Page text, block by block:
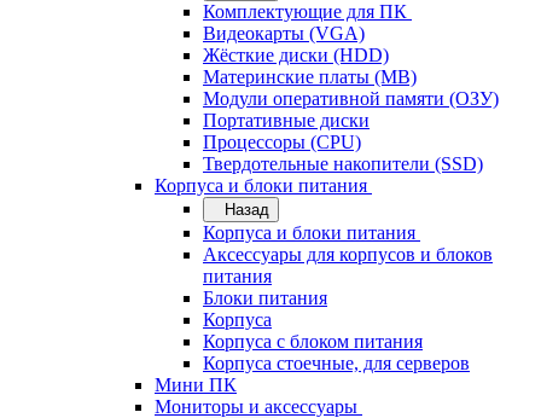
Комплектующие для ПК
Видеокарты (VGA)
Жёсткие диски (HDD)
Материнские платы (MB)
Модули оперативной памяти (ОЗУ)
Портативные диски
Процессоры (CPU)
Твердотельные накопители (SSD)
Корпуса и блоки питания
Назад
Корпуса и блоки питания
Аксессуары для корпусов и блоков
питания
Блоки питания
Корпуса
Корпуса с блоком питания
Корпуса стоечные, для серверов
Мини ПК
Мониторы и аксессуары